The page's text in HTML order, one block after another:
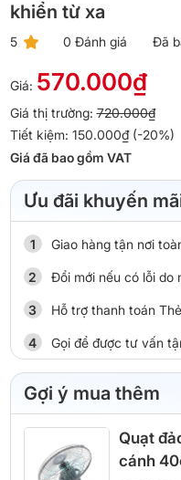
khiển từ xa
5 0 Đánh giá Đã
Giá: 570.000₫
Giá thị trường:720.000₫
Tiết kiệm: 150.000₫ (-20%)
Giá đã bao gồm VAT
Ưu đãi khuyến
Giao hàng tận nơi
Đổi mới nếu có lỗi do
Hỗ trợ thanh toán
Gọi để được tư vấn
Gợi ý mua thêm
Quạt
cánh